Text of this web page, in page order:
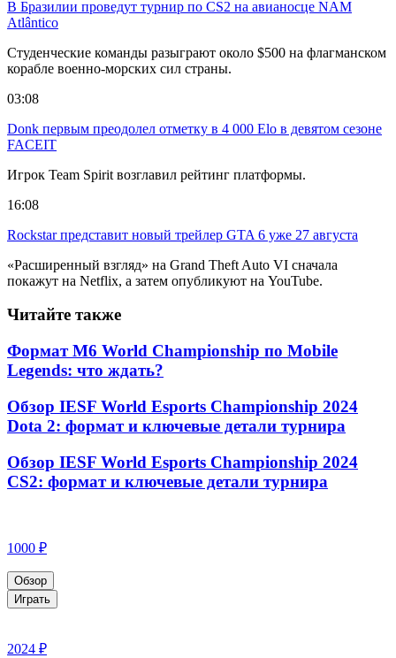
В Бразилии проведут турнир по CS2 на авианосце NAM
Atlântico
Студенческие команды разыграют около $500 на флагманском
корабле военно-морских сил страны.
03:08
Donk первым преодолел отметку в 4 000 Elo в девятом сезоне
FACEIT
Игрок Team Spirit возглавил рейтинг платформы.
16:08
Rockstar представит новый трейлер GTA 6 уже 27 августа
«Расширенный взгляд» на Grand Theft Auto VI сначала
покажут на Netflix, а затем опубликуют на YouTube.
Читайте также
Формат M6 World Championship по Mobile
Legends: что ждать?
Обзор IESF World Esports Championship 2024
Dota 2: формат и ключевые детали турнира
Обзор IESF World Esports Championship 2024
CS2: формат и ключевые детали турнира
1000 ₽
Обзор
Играть
2024 ₽